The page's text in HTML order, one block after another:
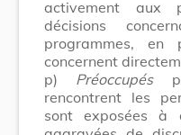
activement aux
décisions
programmes,
concernent
p) Préoccupés
rencontrent les
sont exposées à